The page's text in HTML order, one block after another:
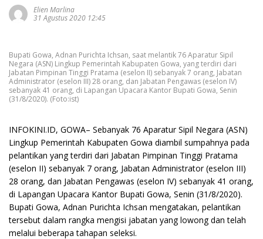
Elien Marlina
31 Agustus 2020 12:45
Bupati Gowa, Adnan Purichta Ichsan, saat melantik 76 Aparatur Sipil
Negara (ASN) Lingkup Pemerintah Kabupaten Gowa, yang terdiri dari
Jabatan Pimpinan Tinggi Pratama (eselon II) sebanyak 7 orang, Jabatan
Administrator (eselon III) 28 orang, dan Jabatan Pengawas (eselon IV)
sebanyak 41 orang, di Lapangan Upacara Kantor Bupati Gowa, Senin
(31/8/2020). (Foto:ist)
INFOKINI.ID, GOWA– Sebanyak 76 Aparatur Sipil Negara (ASN)
Lingkup Pemerintah Kabupaten Gowa diambil sumpahnya pada
pelantikan yang terdiri dari Jabatan Pimpinan Tinggi Pratama
(eselon II) sebanyak 7 orang, Jabatan Administrator (eselon III)
28 orang, dan Jabatan Pengawas (eselon IV) sebanyak 41 orang,
di Lapangan Upacara Kantor Bupati Gowa, Senin (31/8/2020).
Bupati Gowa, Adnan Purichta Ichsan mengatakan, pelantikan
tersebut dalam rangka mengisi jabatan yang lowong dan telah
melalui beberapa tahapan seleksi.